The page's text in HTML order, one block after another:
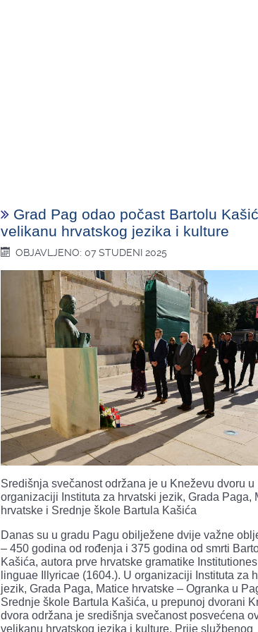
Grad Pag odao počast Bartolu
velikanu hrvatskog jezika i kulture
OBJAVLJENO: 07 STUDENI 2025
Središnja svečanost održana je u Kneževu dvoru u
organizaciji Instituta za hrvatski jezik, Grada Paga,
hrvatske i Srednje škole Bartula Kašića
Danas su u gradu Pagu obilježene dvije važne
– 450 godina od rođenja i 375 godina od smrti
Kašića, autora prve hrvatske gramatike Institutiones
linguae Illyricae (1604.). U organizaciji Instituta za
jezik, Grada Paga, Matice hrvatske – Ogranka u
Srednje škole Bartula Kašića, u prepunoj dvorani
dvora održana je središnja svečanost posvećena
velikanu hrvatskog jezika i kulture. Prije službenog